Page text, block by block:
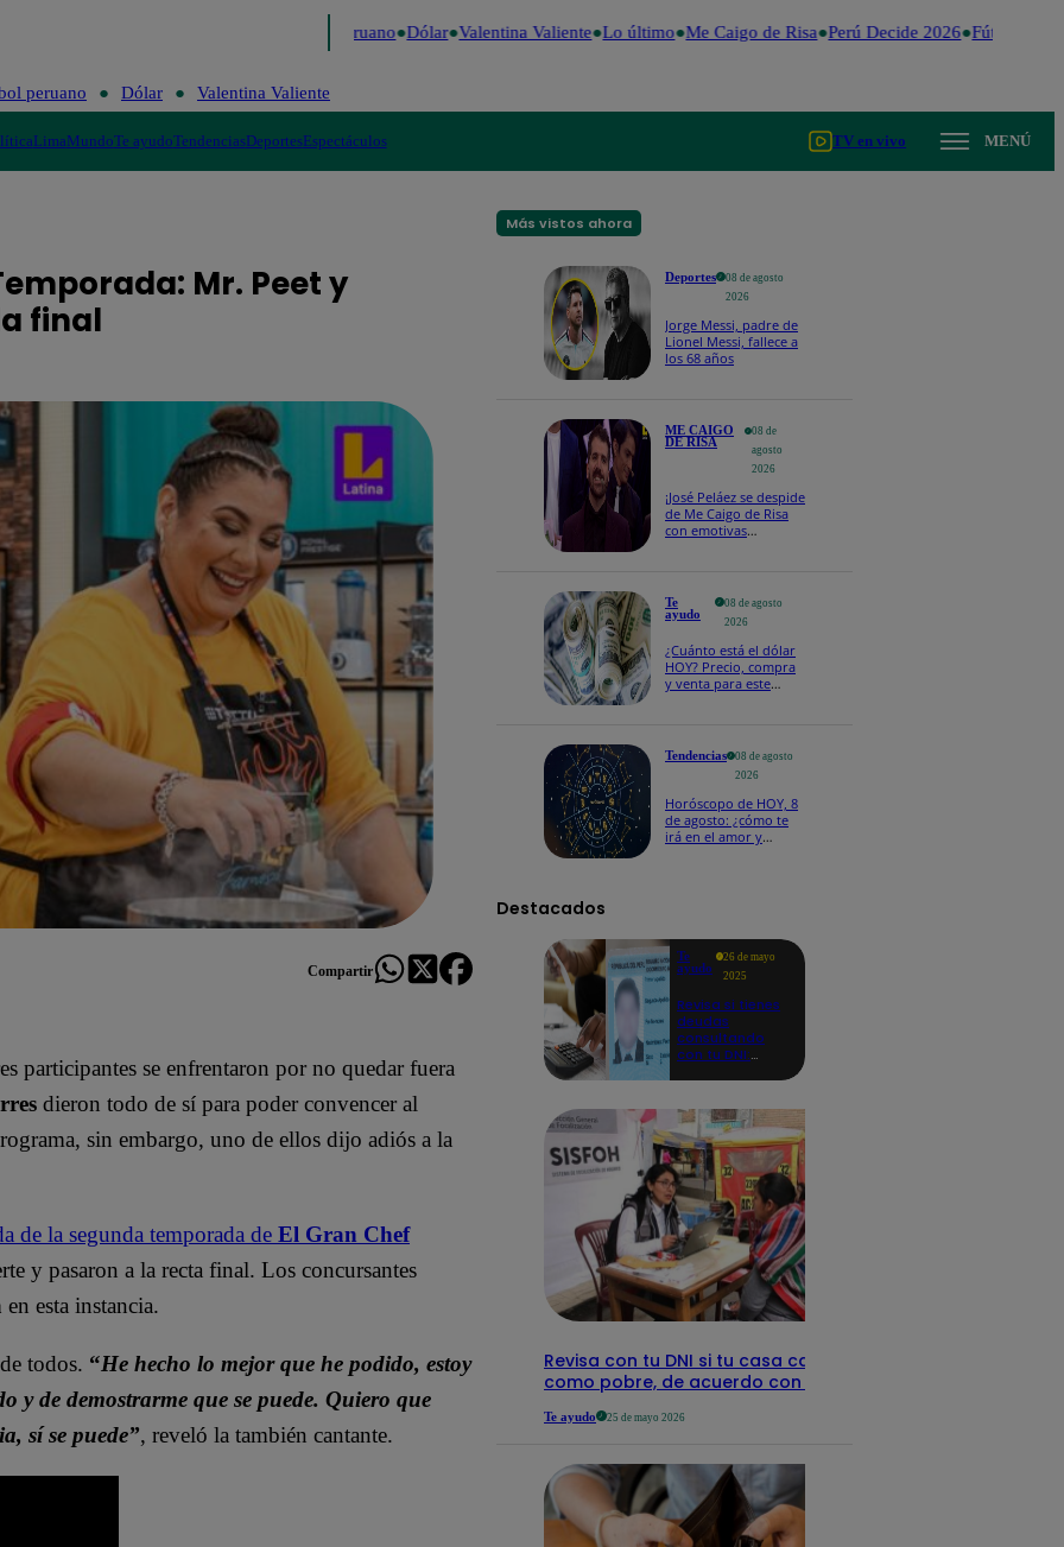
Fútbol peruano Dólar Valentina Valiente Lo último Me Caigo de Risa Perú Decide 2026 Fútbol
peruano Dólar Valentina Valiente
LimaMundoTe ayudoTendenciasDeportesEspectáculos TV en vivo MENÚ
Mr. Peet y
final
Compartir
participantes se enfrentaron por no quedar fuera
dieron todo de sí para poder convencer al
sin embargo, uno de ellos dijo adiós a la
de la segunda temporada de El Gran Chef
y pasaron a la recta final. Los concursantes
en esta instancia.
todos. “He hecho lo mejor que he podido, estoy
y de demostrarme que se puede. Quiero que
sí se puede”, reveló la también cantante.
Más vistos ahora
Deportes
08 de agosto
2026
Jorge Messi, padre de
Lionel Messi, fallece a
los 68 años
ME CAIGO
DE RISA
08 de
agosto
2026
¡José Peláez se despide
de Me Caigo de Risa
con emotivas
Te
ayudo
08 de agosto
2026
¿Cuánto está el dólar
HOY? Precio, compra
y venta para este
Tendencias
08 de agosto
2026
Horóscopo de HOY, 8
de agosto: ¿cómo te
irá en el amor y
Destacados
Te
ayudo
26 de mayo
2025
Revisa si tienes
deudas
consultando
con tu DNI:
detalles
Revisa con tu DNI si tu casa califica
como pobre, de acuerdo con el Sisfoh
Te ayudo 25 de mayo 2026